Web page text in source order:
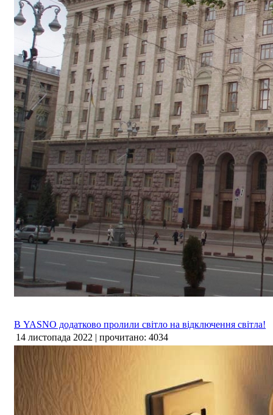
В YASNO додатково пролили світло на відключення світла!
14 листопада 2022 | прочитано: 4034